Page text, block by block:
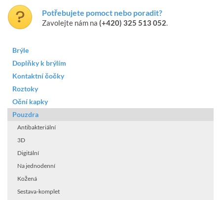
Potřebujete pomoct nebo poradit?
Zavolejte nám na (+420) 325 513 052.
Brýle
Doplňky k brýlím
Kontaktní čočky
Roztoky
Oční kapky
Pouzdra
Antibakteriální
3D
Digitální
Na jednodenní
Kožená
Sestava-komplet